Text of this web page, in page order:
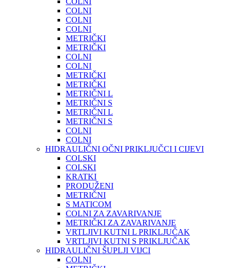
COLNI
COLNI
COLNI
METRIČKI
METRIČKI
COLNI
COLNI
METRIČKI
METRIČKI
METRIČNI L
METRIČNI S
METRIČNI L
METRIČNI S
COLNI
COLNI
HIDRAULIČNI OČNI PRIKLJUČCI I CIJEVI
COLSKI
COLSKI
KRATKI
PRODUŽENI
METRIČNI
S MATICOM
COLNI ZA ZAVARIVANJE
METRIČKI ZA ZAVARIVANJE
VRTLJIVI KUTNI L PRIKLJUČAK
VRTLJIVI KUTNI S PRIKLJUČAK
HIDRAULIČNI ŠUPLJI VIJCI
COLNI